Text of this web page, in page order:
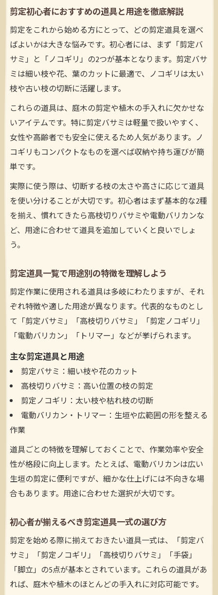
剪定初心者におすすめの道具と用途を徹底解説
剪定をこれから始める方にとって、どの剪定道具を選べ
ばよいかは大きな悩みです。初心者には、まず「剪定バ
サミ」と「ノコギリ」の2つが基本となります。剪定バサ
ミは細い枝や花、葉のカットに最適で、ノコギリは太い
枝や古い枝の切断に活躍します。
これらの道具は、庭木の剪定や植木の手入れに欠かせな
いアイテムです。特に剪定バサミは軽量で扱いやすく、
女性や高齢者でも安全に使えるため人気があります。ノ
コギリもコンパクトなものを選べば収納や持ち運びが簡
単です。
実際に使う際は、切断する枝の太さや高さに応じて道具
を使い分けることが大切です。初心者はまず基本的な2種
を揃え、慣れてきたら高枝切りバサミや電動バリカンな
ど、用途に合わせて道具を追加していくと良いでしょ
う。
剪定道具一覧で用途別の特徴を理解しよう
剪定作業に使用される道具は多岐にわたりますが、それ
ぞれ特徴や適した用途が異なります。代表的なものとし
て「剪定バサミ」「高枝切りバサミ」「剪定ノコギリ」
「電動バリカン」「トリマー」などが挙げられます。
主な剪定道具と用途
剪定バサミ：細い枝や花のカット
高枝切りバサミ：高い位置の枝の剪定
剪定ノコギリ：太い枝や枯れ枝の切断
電動バリカン・トリマー：生垣や広範囲の形を整える
作業
道具ごとの特徴を理解しておくことで、作業効率や安全
性が格段に向上します。たとえば、電動バリカンは広い
生垣の剪定に便利ですが、細かな仕上げには不向きな場
合もあります。用途に合わせた選択が大切です。
初心者が揃えるべき剪定道具一式の選び方
剪定を始める際に揃えておきたい道具一式は、「剪定バ
サミ」「剪定ノコギリ」「高枝切りバサミ」「手袋」
「脚立」の5点が基本とされています。これらの道具があ
れば、庭木や植木のほとんどの手入れに対応可能です。